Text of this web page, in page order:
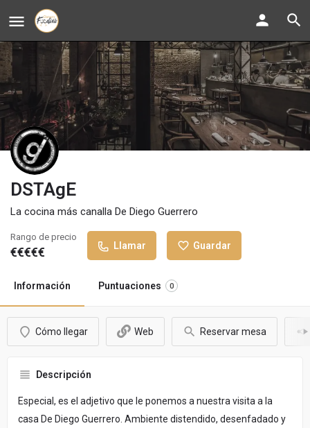
DSTAgE
La cocina más canalla De Diego Guerrero
Rango de precio
€€€€€ Llamar Guardar
Información Puntuaciones 0
Cómo llegar Web Reservar mesa
Descripción
Especial, es el adjetivo que le ponemos a nuestra visita a la
casa De Diego Guerrero. Ambiente distendido, desenfadado y